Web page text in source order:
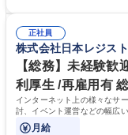
管理 ・福利厚生関連 ・
業務全般 募集職種 【東京／文京区】公益財団法人の総務人事業務／年間
休日125日
正社員
株式会社日本レジス
【総務】未経験歓
利厚生 /再雇用有
インターネット上の様々なサ
討、イベント運営などの幅広
ている部署です。
月給